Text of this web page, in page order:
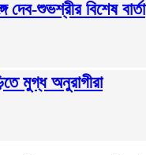
দেব-শুভশ্রীর বিশেষ বার্তা
মুগ্ধ অনুরাগীরা